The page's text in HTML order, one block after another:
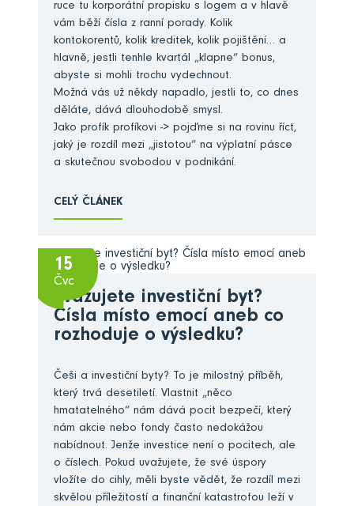
ruce tu korporátní propisku s logem a v hlavě
vám běží čísla z ranní porady. Kolik
kontokorentů, kolik kreditek, kolik pojištění… a
hlavně, jestli tenhle kvartál „klapne“ bonus,
abyste si mohli trochu vydechnout.
Možná vás už někdy napadlo, jestli to, co dnes
děláte, dává dlouhodobě smysl.
Jako profík profíkovi -> pojďme si na rovinu říct,
jaký je rozdíl mezi „jistotou“ na výplatní pásce
a skutečnou svobodou v podnikání.
CELÝ ČLÁNEK
15
Čvc
Zvažujete investiční byt?
Čísla místo emocí aneb co
rozhoduje o výsledku?
Češi a investiční byty? To je milostný příběh,
který trvá desetiletí. Vlastnit „něco
hmatatelného“ nám dává pocit bezpečí, který
nám akcie nebo fondy často nedokážou
nabídnout. Jenže investice není o pocitech, ale
o číslech. Pokud uvažujete, že své úspory
vložíte do cihly, měli byste vědět, že rozdíl mezi
skvělou příležitostí a finanční katastrofou leží v